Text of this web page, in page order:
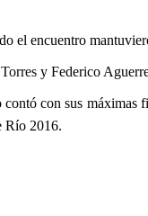
encuentro
y Federico
con sus máximas
Río 2016.